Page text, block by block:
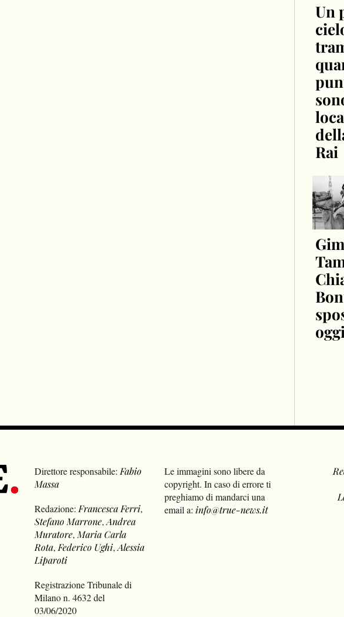
Un
Rai
Direttore responsabile: Fabio
Massa
Redazione: Francesca Ferri,
Stefano Marrone,Andrea
Muratore, Maria Carla
Rota, Federico Ughi,Alessia
Liparoti
Registrazione Tribunale di
Milano n. 4632 del
03/06/2020
Le immagini sono libere da
copyright. In caso di errore ti
preghiamo di mandarci una
email a: info@true-news.it